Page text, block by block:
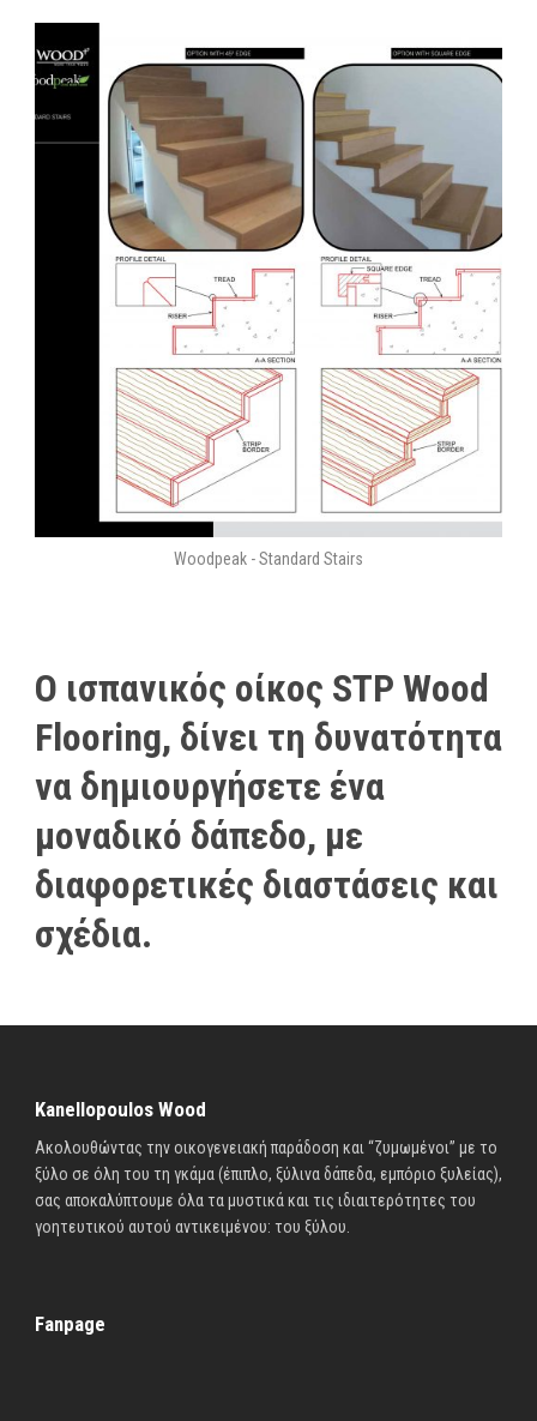
Woodpeak - Standard Stairs
Ο ισπανικός οίκος STP Wood
Flooring, δίνει τη δυνατότητα
να δημιουργήσετε ένα
μοναδικό δάπεδο, με
διαφορετικές διαστάσεις και
σχέδια.
Kanellopoulos Wood
Ακολουθώντας την οικογενειακή παράδοση και “ζυμωμένοι” με το
ξύλο σε όλη του τη γκάμα (έπιπλο, ξύλινα δάπεδα, εμπόριο ξυλείας),
σας αποκαλύπτουμε όλα τα μυστικά και τις ιδιαιτερότητες του
γοητευτικού αυτού αντικειμένου: του ξύλου.
Fanpage